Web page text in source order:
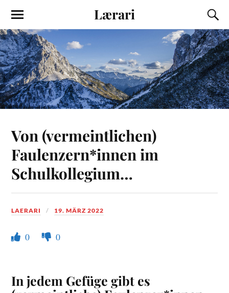
Lærari
Von (vermeintlichen)
Faulenzern*innen im
Schulkollegium…
LAERARI 19. MÄRZ 2022
0 0
In jedem Gefüge gibt es